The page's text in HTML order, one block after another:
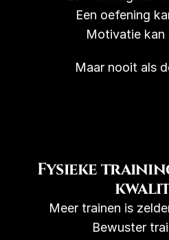
Een oefening
Motivatie kan
Maar nooit als
Fysieke
Meer trainen is
Bewuster